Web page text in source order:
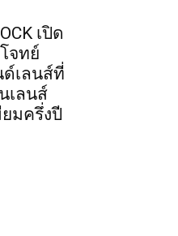
เปิด
จทย์
เลนส์ที่
เลนส์
มครึ่งปี